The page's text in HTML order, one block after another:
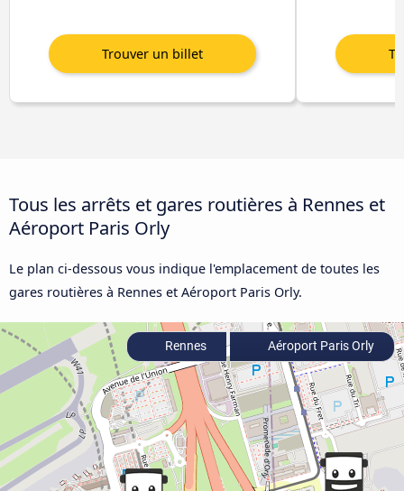
Tous les arrêts et gares routières à Rennes et
Aéroport Paris Orly
Le plan ci-dessous vous indique l'emplacement de toutes les
gares routières à Rennes et Aéroport Paris Orly.
Rennes Aéroport Paris Orly